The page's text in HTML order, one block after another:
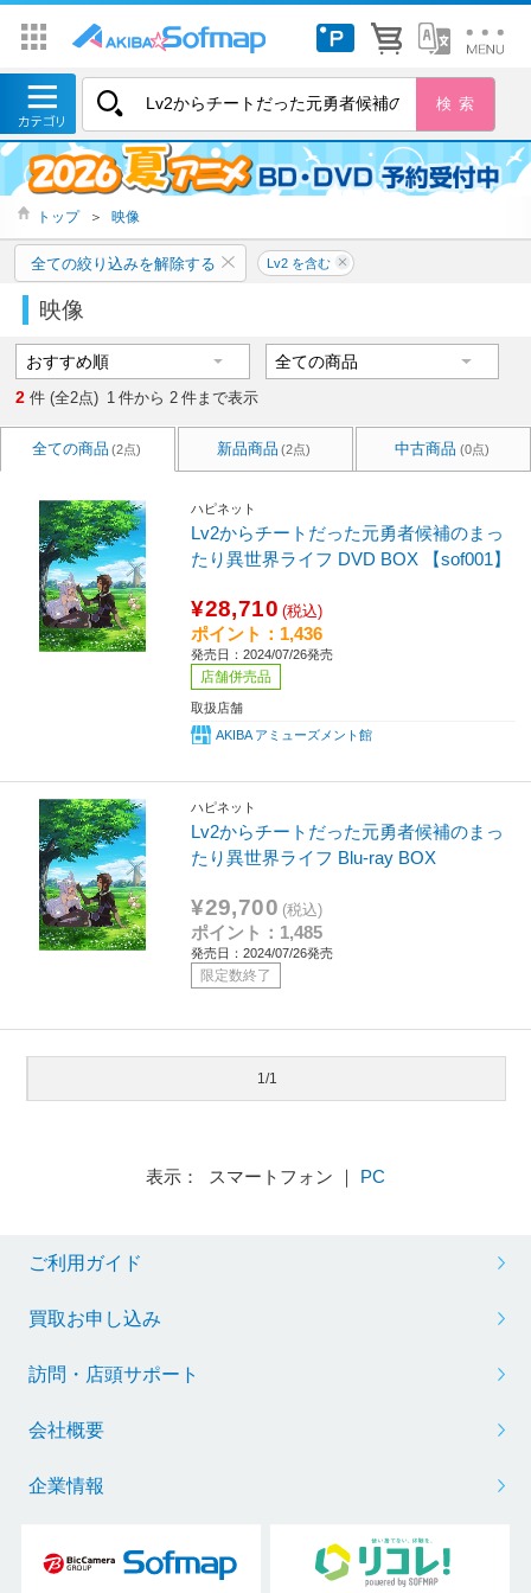
トップ ＞ 映像
全ての絞り込みを解除する Lv2 を含む
映像
2 件 (全2点) 1 件から 2 件まで表示
全ての商品 (2点) 新品商品 (2点) 中古商品 (0点)
ハピネット
Lv2からチートだった元勇者候補のまっ
たり異世界ライフ DVD BOX 【sof001】
¥28,710 (税込)
ポイント：1,436
発売日：2024/07/26発売
店舗併売品
取扱店舗
AKIBA アミューズメント館
ハピネット
Lv2からチートだった元勇者候補のまっ
たり異世界ライフ Blu-ray BOX
¥29,700 (税込)
ポイント：1,485
発売日：2024/07/26発売
限定数終了
1/1
表示： スマートフォン ｜ PC
ご利用ガイド
買取お申し込み
訪問・店頭サポート
会社概要
企業情報